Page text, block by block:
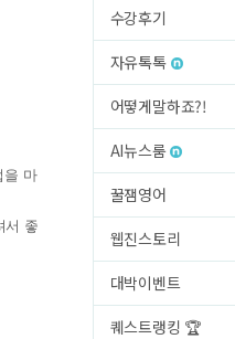
을 마
서 좋
수강후기
자유톡톡
어떻게말하죠?!
AI뉴스룸
꿀잼영어
웹진스토리
대박이벤트
퀘스트랭킹 🏆